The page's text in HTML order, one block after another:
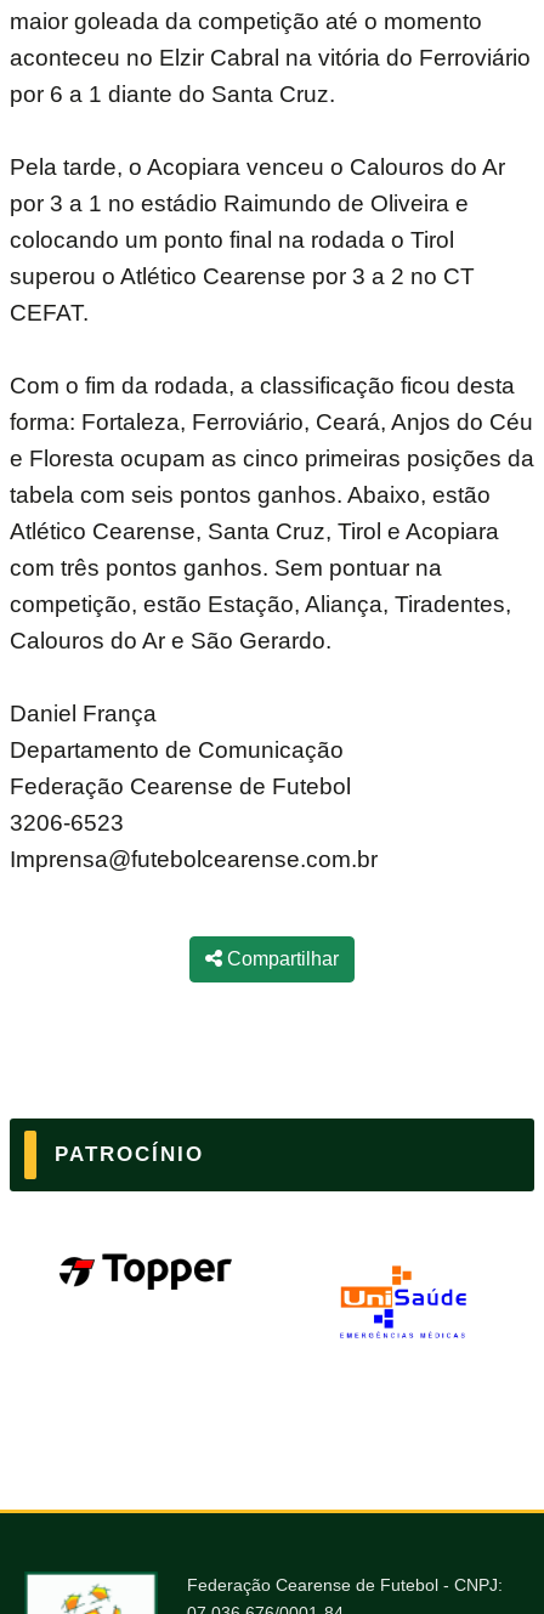
maior goleada da competição até o momento
aconteceu no Elzir Cabral na vitória do Ferroviário
por 6 a 1 diante do Santa Cruz.
Pela tarde, o Acopiara venceu o Calouros do Ar
por 3 a 1 no estádio Raimundo de Oliveira e
colocando um ponto final na rodada o Tirol
superou o Atlético Cearense por 3 a 2 no CT
CEFAT.
Com o fim da rodada, a classificação ficou desta
forma: Fortaleza, Ferroviário, Ceará, Anjos do Céu
e Floresta ocupam as cinco primeiras posições da
tabela com seis pontos ganhos. Abaixo, estão
Atlético Cearense, Santa Cruz, Tirol e Acopiara
com três pontos ganhos. Sem pontuar na
competição, estão Estação, Aliança, Tiradentes,
Calouros do Ar e São Gerardo.
Daniel França
Departamento de Comunicação
Federação Cearense de Futebol
3206-6523
Imprensa@futebolcearense.com.br
Compartilhar
PATROCÍNIO
Federação Cearense de Futebol - CNPJ: